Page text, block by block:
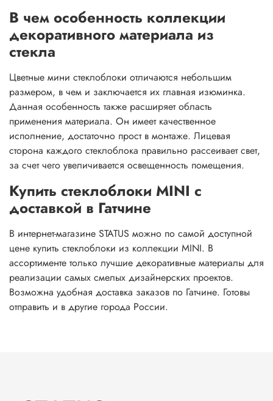
В чем особенность коллекции
декоративного материала из
стекла
Цветные мини стеклоблоки отличаются небольшим
размером, в чем и заключается их главная изюминка.
Данная особенность также расширяет область
применения материала. Он имеет качественное
исполнение, достаточно прост в монтаже. Лицевая
сторона каждого стеклоблока правильно рассеивает свет,
за счет чего увеличивается освещенность помещения.
Купить стеклоблоки MINI с
доставкой в Гатчине
В интернет-магазине STATUS можно по самой доступной
цене купить стеклоблоки из коллекции MINI. В
ассортименте только лучшие декоративные материалы для
реализации самых смелых дизайнерских проектов.
Возможна удобная доставка заказов по Гатчине. Готовы
отправить и в другие города России.